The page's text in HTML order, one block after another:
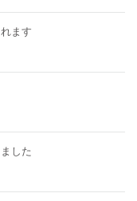
ます
した